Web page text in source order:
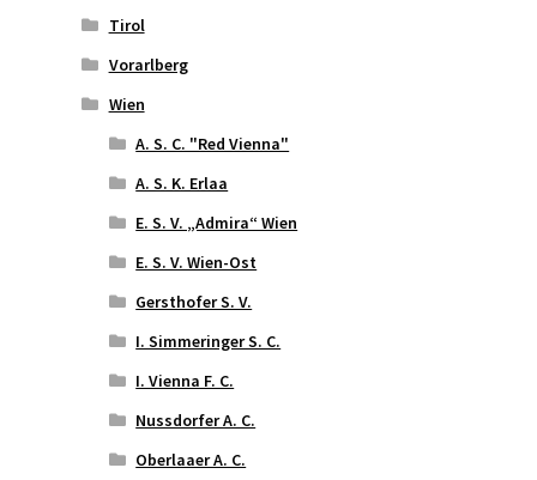
Tirol
Vorarlberg
Wien
A. S. C. "Red Vienna"
A. S. K. Erlaa
E. S. V. „Admira“ Wien
E. S. V. Wien-Ost
Gersthofer S. V.
I. Simmeringer S. C.
I. Vienna F. C.
Nussdorfer A. C.
Oberlaaer A. C.